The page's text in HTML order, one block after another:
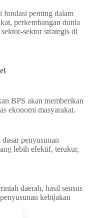
fondasi penting dalam
perkembangan dunia
sektor strategis di
BPS akan memberikan
ekonomi masyarakat.
penyusunan
lebih efektif, terukur,
daerah, hasil sensus
kebijakan